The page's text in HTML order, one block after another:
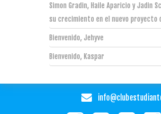
Simon Gradin, Haile Aparicio y Jadin
su crecimiento en el nuevo proyecto
Bienvenido, Jehyve
Bienvenido, Kaspar